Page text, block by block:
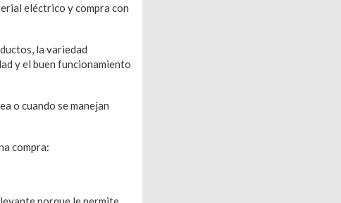
eléctrico y compra con
la variedad
y el buen funcionamiento
o cuando se manejan
compra: